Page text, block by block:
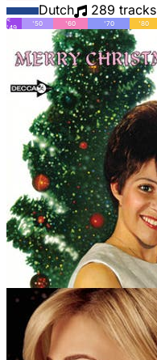
Dutch 289 tracks
<
'49
'50 '60 '70 '80